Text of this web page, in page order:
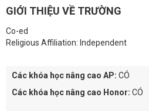
GIỚI THIỆU VỀ TRƯỜNG
Co-ed
Religious Affiliation: Independent
Các khóa học nâng cao AP: CÓ
Các khóa học nâng cao Honor: CÓ